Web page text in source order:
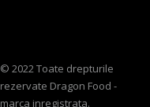
© 2022 Toate drepturile
rezervate Dragon Food -
marca inregistrata.